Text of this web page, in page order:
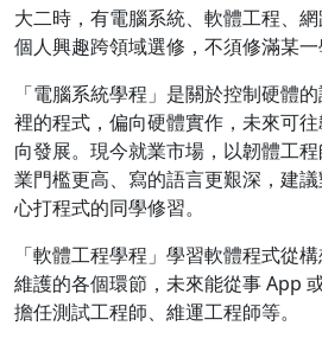
大二時，有電腦系統、軟體工程、
個人興趣跨領域選修，不須修滿某一
「電腦系統學程」是關於控制硬體
裡的程式，偏向硬體實作，未來可
向發展。現今就業市場，以韌體工
業門檻更高、寫的語言更艱深，建
心打程式的同學修習。
「軟體工程學程」學習軟體程式從
維護的各個環節，未來能從事 App
擔任測試工程師、維運工程師等。